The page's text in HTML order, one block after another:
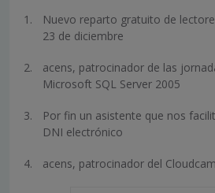
Nuevo reparto gratuito de
23 de diciembre
acens, patrocinador de las
Microsoft SQL Server 2005
Por fin un asistente que nos
DNI electrónico
acens, patrocinador del